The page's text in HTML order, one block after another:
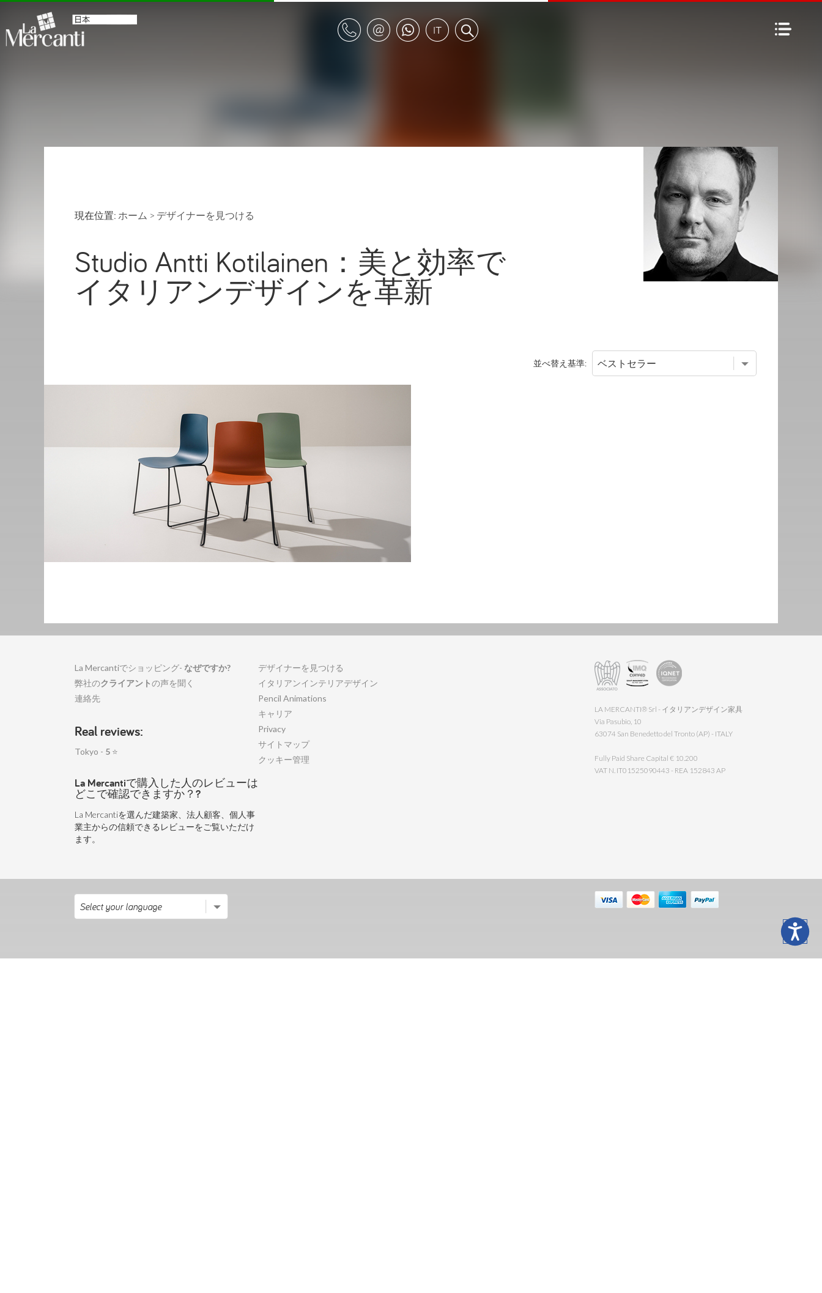
現在位置: ホーム > デザイナーを見つける
Studio Antti Kotilainen：美と効率で
イタリアンデザインを革新
並べ替え基準:
La Mercantiでショッピング- なぜですか?
弊社のクライアントの声を聞く
連絡先
Real reviews:
Tokyo - 5 ⭐
La Mercantiで購入した人のレビューは
どこで確認できますか？?
La Mercantiを選んだ建築家、法人顧客、個人事
業主からの信頼できるレビューをご覧いただけ
ます。
デザイナーを見つける
イタリアンインテリアデザイン
Pencil Animations
キャリア
Privacy
サイトマップ
クッキー管理
LA MERCANTI® Srl - イタリアンデザイン家具
Via Pasubio, 10
63074 San Benedetto del Tronto (AP) - ITALY
Fully Paid Share Capital € 10.200
VAT N. IT01525090443 - REA 152843 AP